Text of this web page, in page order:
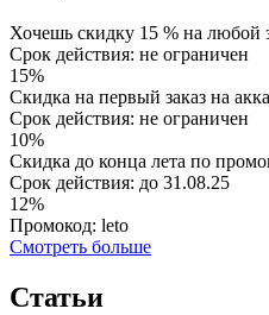
Хочешь скидку 15 % на любой
Срок действия: не ограничен
15%
Скидка на первый заказ на
Срок действия: не ограничен
10%
Скидка до конца лета по
Срок действия: до 31.08.25
12%
Промокод: leto
Смотреть больше
Статьи